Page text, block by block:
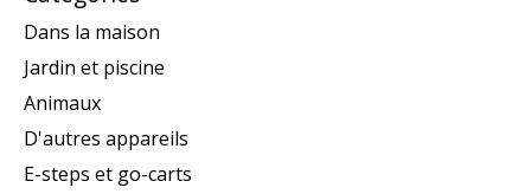
Dans la maison
Jardin et piscine
Animaux
D'autres appareils
E-steps et go-carts